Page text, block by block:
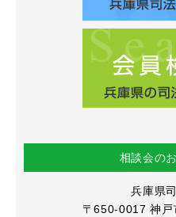
相談会の
兵庫県
〒650-0017 神戸